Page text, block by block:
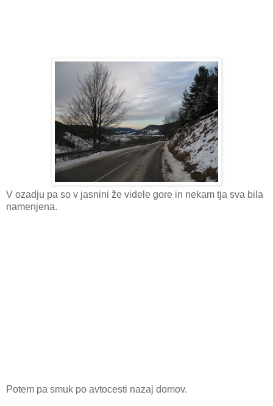
V ozadju pa so v jasnini že videle gore in nekam tja sva bila
namenjena.
Potem pa smuk po avtocesti nazaj domov.